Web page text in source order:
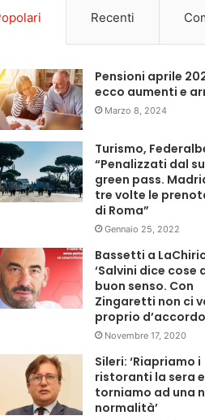
Recenti
Pensioni aprile
ecco aumenti e
Marzo 8, 2024
Turismo,
“Penalizzati dal
green pass.
tre volte le
di Roma”
Gennaio 25, 2022
Bassetti a
‘Salvini dice cose
buon senso. Con
Zingaretti non ci
proprio
Novembre 17, 2020
Sileri: ‘Riapriamo i
ristoranti la sera e
torniamo ad una
normalità’